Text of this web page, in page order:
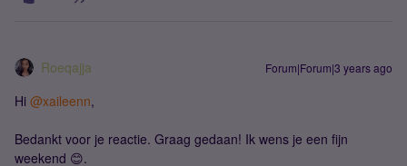
Roeqajja Forum|Forum|3 years ago
Hi @xaileenn,
Bedankt voor je reactie. Graag gedaan! Ik wens je een fijn
weekend 😊.